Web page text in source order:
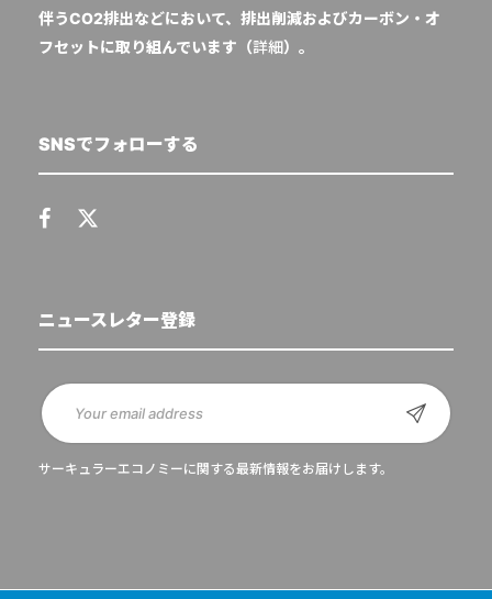
伴うCO2排出などにおいて、排出削減およびカーボン・オ
フセットに取り組んでいます（詳細）。
SNSでフォローする
ニュースレター登録
サーキュラーエコノミーに関する最新情報をお届けします。